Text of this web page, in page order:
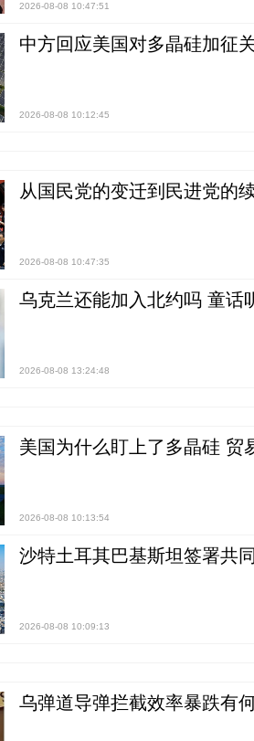
2026-08-08 10:47:51
中方回应美国对多晶硅加征
2026-08-08 10:12:45
从国民党的变迁到民进党的
2026-08-08 10:47:35
乌克兰还能加入北约吗 童话
2026-08-08 13:24:48
美国为什么盯上了多晶硅 贸
2026-08-08 10:13:54
沙特土耳其巴基斯坦签署共
2026-08-08 10:09:13
乌弹道导弹拦截效率暴跌有